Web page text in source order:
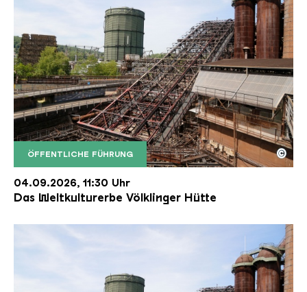
ÖFFENTLICHE FÜHRUNG
Der Erzschrägaufzug der Völklinger Hütte mit
Copyright: Weltkulturerbe Völklinger Hütte | Karl
©
04.09.2026, 11:30 Uhr
Das Weltkulturerbe Völklinger Hütte